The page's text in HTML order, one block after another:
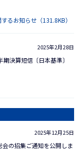
るお知らせ（131.8KB）
2025年2月28日
決算短信〔日本基準〕
2025年12月25日
の招集ご通知を公開しま